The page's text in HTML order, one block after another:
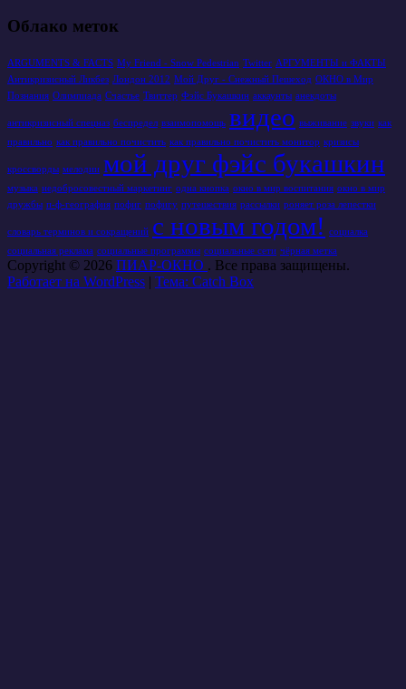
Облако меток
ARGUMENTS & FACTS My Friend - Snow Pedestrian Twitter АРГУМЕНТЫ и ФАКТЫ
Антикризисный Ликбез Лондон 2012 Мой Друг - Снежный Пешеход ОКНО в Мир
Познания Олимпиада Счастье Твиттер Фэйс Букашкин аккаунты анекдоты
антикризисный спецназ беспредел взаимопомощь видео выживание звуки как
правильно как правильно почистить как правильно почистить монитор кризисы
кроссворды мелодии мой друг фэйс букашкин
музыка недобросовестный маркетинг одна кнопка окно в мир воспитания окно в мир
дружбы п-ф-география пофиг пофигу путешествия рассылки роняет роза лепестки
словарь терминов и сокращений с новым годом!
социалка
социальная реклама социальные программы социальные сети чёрная метка
Copyright © 2026 ПИАР-ОКНО . Все права защищены.
Работает на WordPress | Тема: Catch Box